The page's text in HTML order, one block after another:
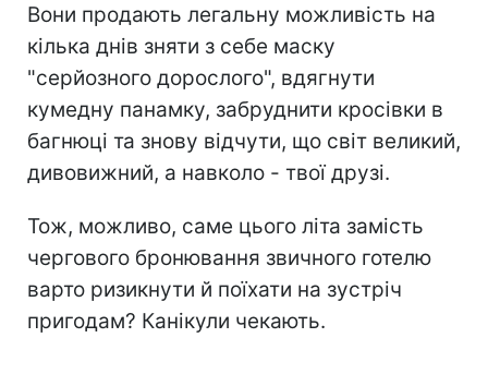
Вони продають легальну можливість на
кілька днів зняти з себе маску
"серйозного дорослого", вдягнути
кумедну панамку, забруднити кросівки в
багнюці та знову відчути, що світ великий,
дивовижний, а навколо - твої друзі.
Тож, можливо, саме цього літа замість
чергового бронювання звичного готелю
варто ризикнути й поїхати на зустріч
пригодам? Канікули чекають.